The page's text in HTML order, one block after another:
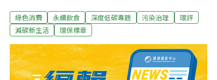
章」，賦予消費者發揮環境影響力的機會，推動食品業的
創新！1/4溫室氣體來自糧食生產 歐洲擔當領頭羊 首推生
中三分之二的排放量是發生在農場之外，例如：供應鏈前
端和後端的運輸、包裝、以及拋棄浪費等。因此，新興的
飲食減碳朝向農業生產前後的「非農活動」下手，包含耕
綠色消費 永續飲食 深度低碳專題 污染治理
環評
減碳新生活
環保標章